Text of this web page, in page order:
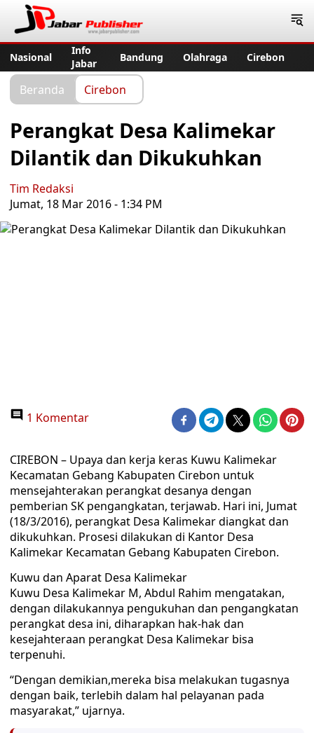
Nasional
Info
Jabar
Bandung Olahraga Cirebon
Beranda Cirebon
Perangkat Desa Kalimekar
Dilantik dan Dikukuhkan
Tim Redaksi
Jumat, 18 Mar 2016 - 1:34 PM
1 Komentar
CIREBON – Upaya dan kerja keras Kuwu Kalimekar
Kecamatan Gebang Kabupaten Cirebon untuk
mensejahterakan perangkat desanya dengan
pemberian SK pengangkatan, terjawab. Hari ini, Jumat
(18/3/2016), perangkat Desa Kalimekar diangkat dan
dikukuhkan. Prosesi dilakukan di Kantor Desa
Kalimekar Kecamatan Gebang Kabupaten Cirebon.
Kuwu dan Aparat Desa Kalimekar
Kuwu Desa Kalimekar M, Abdul Rahim mengatakan,
dengan dilakukannya pengukuhan dan pengangkatan
perangkat desa ini, diharapkan hak-hak dan
kesejahteraan perangkat Desa Kalimekar bisa
terpenuhi.
“Dengan demikian,mereka bisa melakukan tugasnya
dengan baik, terlebih dalam hal pelayanan pada
masyarakat,” ujarnya.